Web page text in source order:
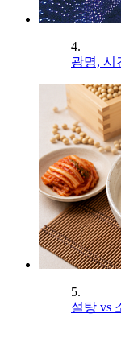
4.
광명, 시
5.
설탕 vs